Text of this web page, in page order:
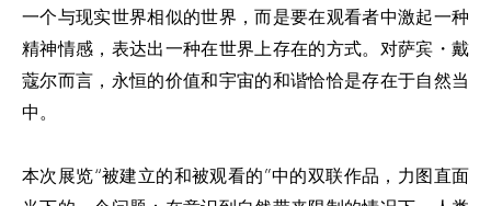
一个与现实世界相似的世界，而是要在观看者中激起一种
精神情感，表达出一种在世界上存在的方式。对萨宾・戴
蔻尔而言，永恒的价值和宇宙的和谐恰恰是存在于自然当
中。
本次展览“被建立的和被观看的”中的双联作品，力图直面